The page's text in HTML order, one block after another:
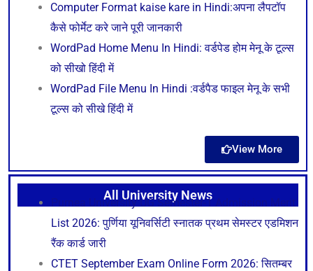
Computer Format kaise kare in Hindi:अपना लैपटॉप
कैसे फोर्मेट करे जाने पूरी जानकारी
WordPad Home Menu In Hindi: वर्डपेड होम मेनू के टूल्स
को सीखो हिंदी में
WordPad File Menu In Hindi :वर्डपैड फाइल मेनू के सभी
टूल्स को सीखे हिंदी में
View More
All University News
Purnea University UG Semester-1 Admission Merit
List 2026: पुर्णिया यूनिवर्सिटी स्नातक प्रथम सेमस्टर एडमिशन
रैंक कार्ड जारी
CTET September Exam Online Form 2026: सितम्बर